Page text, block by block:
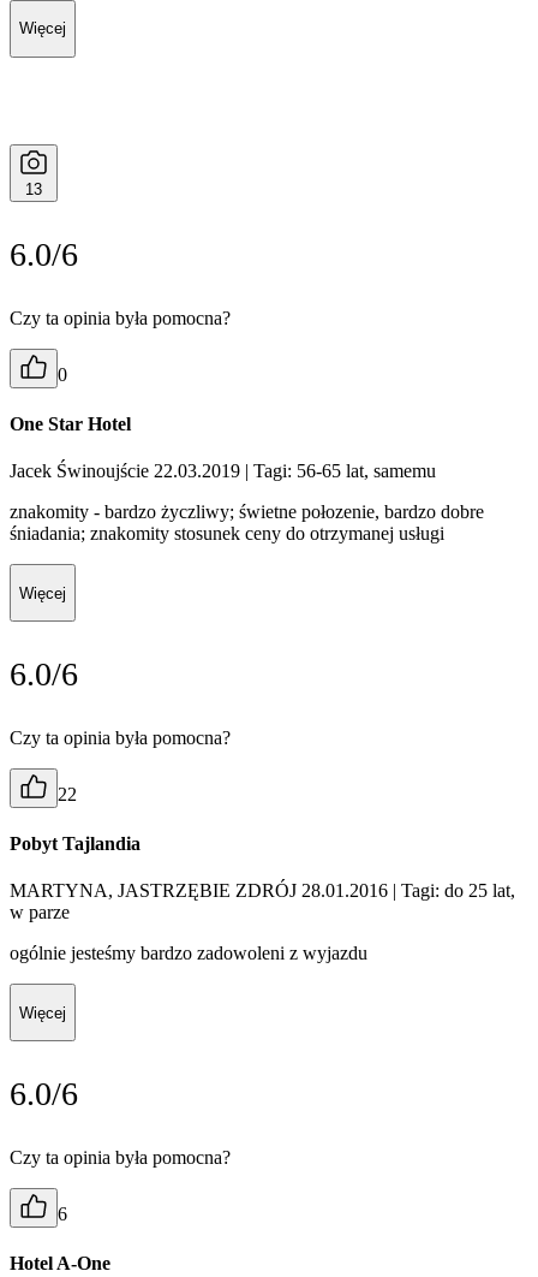
Więcej
13
6.0/6
Czy ta opinia była pomocna?
0
One Star Hotel
Jacek Świnoujście 22.03.2019 | Tagi: 56-65 lat, samemu
znakomity - bardzo życzliwy; świetne połozenie, bardzo dobre
śniadania; znakomity stosunek ceny do otrzymanej usługi
Więcej
6.0/6
Czy ta opinia była pomocna?
22
Pobyt Tajlandia
MARTYNA, JASTRZĘBIE ZDRÓJ 28.01.2016
| Tagi: do 25 lat,
w parze
ogólnie jesteśmy bardzo zadowoleni z wyjazdu
Więcej
6.0/6
Czy ta opinia była pomocna?
6
Hotel A-One